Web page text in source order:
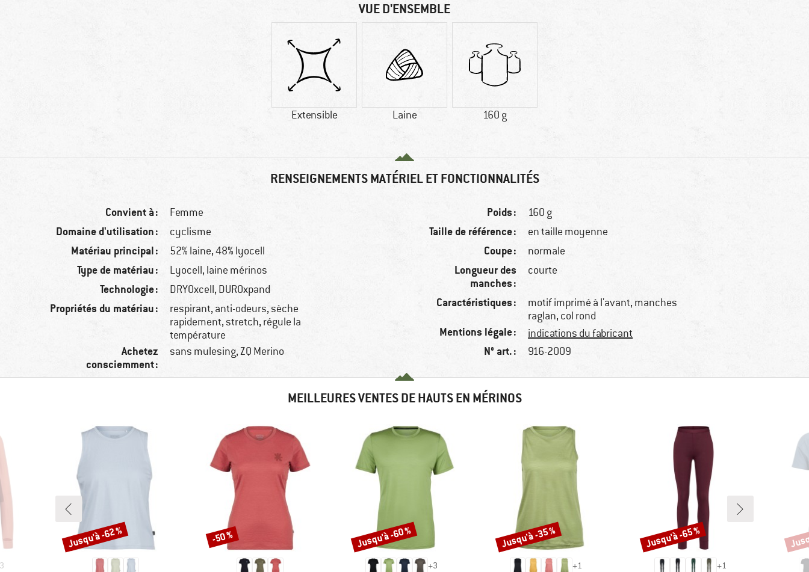
VUE D'ENSEMBLE
Extensible Laine 160 g
RENSEIGNEMENTS MATÉRIEL ET FONCTIONNALITÉS
Convient à : Femme
Domaine d'utilisation : cyclisme
Matériau principal : 52% laine, 48% lyocell
Type de matériau : Lyocell, laine mérinos
Technologie : DRYOxcell, DUROxpand
Propriétés du matériau :
respirant, anti-odeurs, sèche
rapidement, stretch, régule la
température
Achetez
consciemment :
sans mulesing, ZQ Merino
Poids : 160 g
Taille de référence : en taille moyenne
Coupe : normale
Longueur des
manches :
courte
Caractéristiques :
motif imprimé à l'avant, manches
raglan, col rond
Mentions légale : indications du fabricant
N° art. : 916-2009
MEILLEURES VENTES DE HAUTS EN MÉRINOS
3
Remise
Jusqu'à -62 % Remise
-50 %
+3
Remise
Jusqu'à -60 %
+1
Remise
Jusqu'à -35 %
+1
Remise
Jusqu'à -65 %